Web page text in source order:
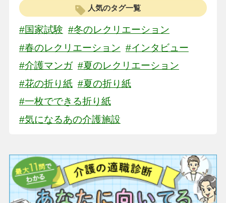
人気のタグ一覧
#国家試験 #冬のレクリエーション
#春のレクリエーション #インタビュー
#介護マンガ #夏のレクリエーション
#花の折り紙 #夏の折り紙
#一枚でできる折り紙
#気になるあの介護施設